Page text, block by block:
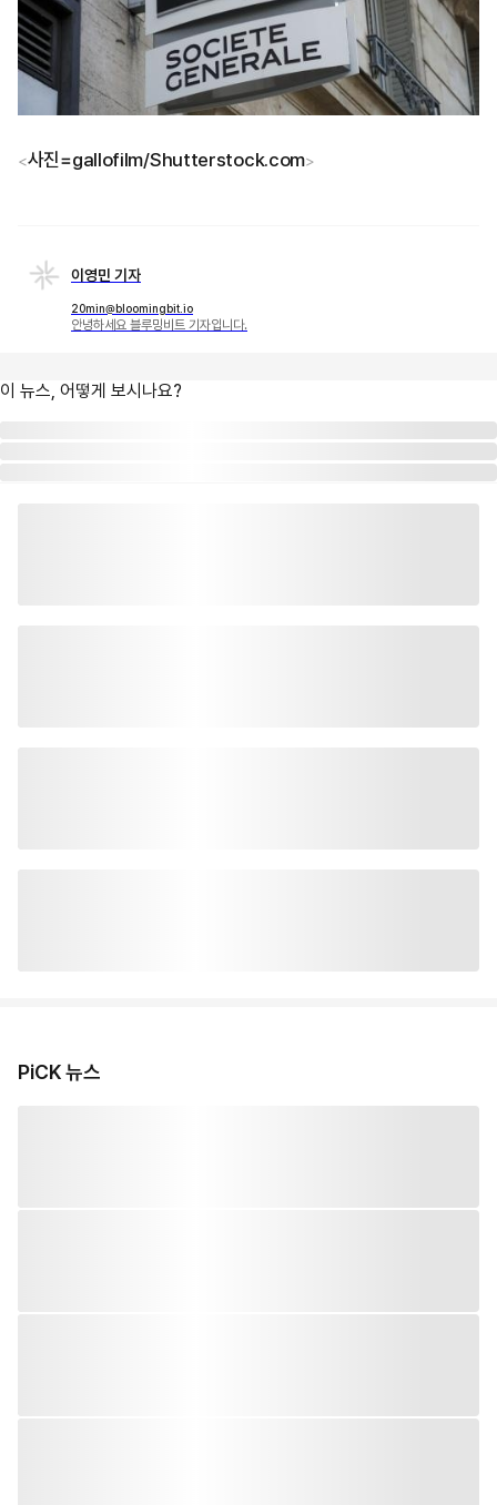
<사진=gallofilm/Shutterstock.com>
이영민 기자
20min@bloomingbit.io
안녕하세요 블루밍비트 기자입니다.
이 뉴스, 어떻게 보시나요?
PiCK 뉴스